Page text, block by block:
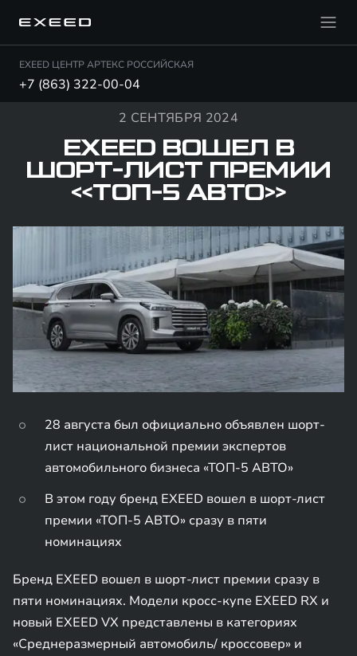
EXEED ЦЕНТР АРТЕКС РОССИЙСКАЯ
+7 (863) 322-00-04
2 СЕНТЯБРЯ 2024
EXEED ВОШЕЛ В
ШОРТ-ЛИСТ ПРЕМИИ
«ТОП-5 АВТО»
28 августа был официально объявлен шорт-
лист национальной премии экспертов
автомобильного бизнеса «ТОП-5 АВТО»
В этом году бренд EXEED вошел в шорт-лист
премии «ТОП-5 АВТО» сразу в пяти
номинациях
Бренд EXEED вошел в шорт-лист премии сразу в
пяти номинациях. Модели кросс-купе EXEED RX и
новый EXEED VX представлены в категориях
«Cреднеразмерный автомобиль/ кроссовер» и